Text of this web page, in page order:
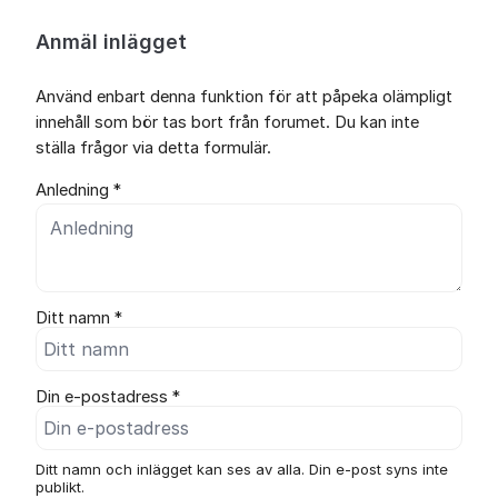
Anmäl inlägget
Använd enbart denna funktion för att påpeka olämpligt
innehåll som bör tas bort från forumet. Du kan inte
ställa frågor via detta formulär.
Anledning *
Ditt namn *
Din e-postadress *
Ditt namn och inlägget kan ses av alla. Din e-post syns inte
publikt.